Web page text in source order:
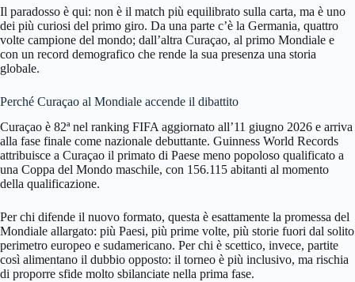
Il paradosso è qui: non è il match più equilibrato sulla carta, ma è uno
dei più curiosi del primo giro. Da una parte c’è la Germania, quattro
volte campione del mondo; dall’altra Curaçao, al primo Mondiale e
con un record demografico che rende la sua presenza una storia
globale.
Perché Curaçao al Mondiale accende il dibattito
Curaçao è 82ª nel ranking FIFA aggiornato all’11 giugno 2026 e arriva
alla fase finale come nazionale debuttante. Guinness World Records
attribuisce a Curaçao il primato di Paese meno popoloso qualificato a
una Coppa del Mondo maschile, con 156.115 abitanti al momento
della qualificazione.
Per chi difende il nuovo formato, questa è esattamente la promessa del
Mondiale allargato: più Paesi, più prime volte, più storie fuori dal solito
perimetro europeo e sudamericano. Per chi è scettico, invece, partite
così alimentano il dubbio opposto: il torneo è più inclusivo, ma rischia
di proporre sfide molto sbilanciate nella prima fase.